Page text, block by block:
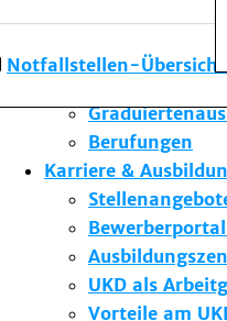
Notfallstellen-Übersicht
Forschung am
Studium & Lehre
Berufungen
Karriere &
UKD als
Vorteile am